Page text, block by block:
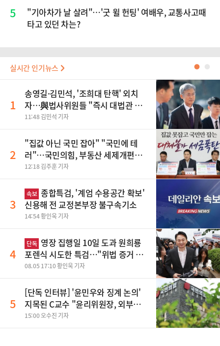
5
"기아차가 날 살려"…'굿 윌 헌팅' 여배우, 교통사고때
타고 있던 차는?
실시간 인기뉴스 ●
1
송영길·김민석, '조희대 탄핵' 외치
자…與법사위원들 "즉시 대법관 제
청하라"
11:48 김민석 기자
2
"집값 아닌 국민 잡아" "국민에 테
러"…국민의힘, 부동산 세제개편안
맹폭
12:18 김주훈 기자
3
속보 종합특검, '계엄 수용공간 확보'
신용해 전 교정본부장 불구속기소
14:54 황인욱 기자
4
단독 영장 집행일 10일 도과 원희룡
포렌식 시도한 특검…"위법 증거 수
집" 지적
08.05 17:10 황인욱 기자
5
[단독 인터뷰] '윤민우와 징계 논의'
지목된 C교수 "윤리위원장, 외부와
논의 잘못된 행위"
15:00 오수진 기자